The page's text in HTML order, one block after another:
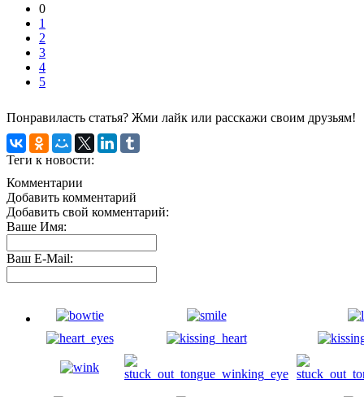
0
1
2
3
4
5
Понравиласть статья? Жми лайк или расскажи своим друзьям!
Теги к новости:
Комментарии
Добавить комментарий
Добавить свой комментарий:
Ваше Имя:
Ваш E-Mail: